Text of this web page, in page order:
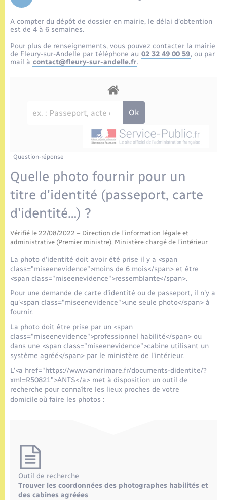
Etat-civil - Papiers - Citoyenneté
Etat civil
Mariage – PACS
Logement - Urbanisme
Nouvel habitant
Organisation d’événement
Sécurité - Prévention
Seniors
Transports
Transports scolaires
Voirie et espace public
Travaux - Autorisation d’occupation de l’espace
public
Compétences
Plan interactif
La Communauté de communes
A compter du dépôt de dossier en mairie, le délai d’obtention
est de 4 à 6 semaines.
Pour plus de renseignements, vous pouvez contacter la mairie
de Fleury-sur-Andelle par téléphone au 02 32 49 00 59, ou par
mail à contact@fleury-sur-andelle.fr.
Question-réponse
Quelle photo fournir pour un
titre d'identité (passeport, carte
d'identité…) ?
Vérifié le 22/08/2022 – Direction de l'information légale et
administrative (Premier ministre), Ministère chargé de l'intérieur
La photo d'identité doit avoir été prise il y a <span
class="miseenevidence">moins de 6 mois</span> et être
<span class="miseenevidence">ressemblante</span>.
Pour une demande de carte d'identité ou de passeport, il n'y a
qu'<span class="miseenevidence">une seule photo</span> à
fournir.
La photo doit être prise par un <span
class="miseenevidence">professionnel habilité</span> ou
dans une <span class="miseenevidence">cabine utilisant un
système agréé</span> par le ministère de l'intérieur.
L'<a href="https://www.vandrimare.fr/documents-didentite/?
xml=R50821">ANTS</a> met à disposition un outil de
recherche pour connaître les lieux proches de votre
domicile où faire les photos :
Outil de recherche
Trouver les coordonnées des photographes habilités et
des cabines agréées